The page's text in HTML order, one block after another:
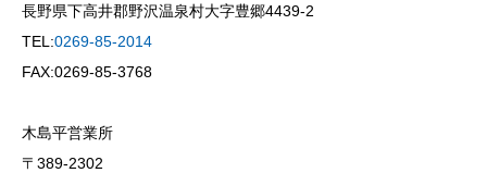
長野県下高井郡野沢温泉村大字豊郷4439-2
TEL:0269-85-2014
FAX:0269-85-3768
木島平営業所
〒389-2302